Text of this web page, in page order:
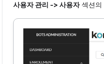
사용자 관리 -> 사용자섹션의